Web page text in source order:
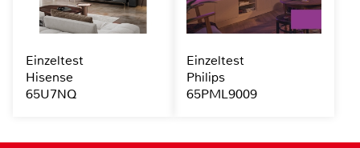
Einzeltest
Hisense
65U7NQ
Einzeltest
Philips
65PML9009